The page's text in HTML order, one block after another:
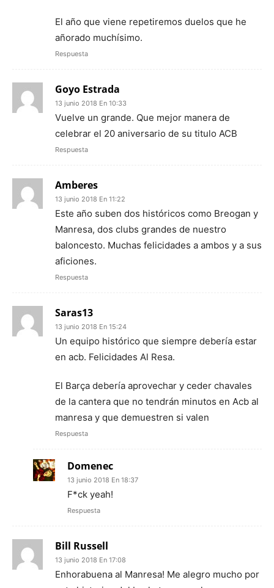
El año que viene repetiremos duelos que he
añorado muchísimo.
Respuesta
Goyo Estrada
13 junio 2018 En 10:33
Vuelve un grande. Que mejor manera de
celebrar el 20 aniversario de su titulo ACB
Respuesta
Amberes
13 junio 2018 En 11:22
Este año suben dos históricos como Breogan y
Manresa, dos clubs grandes de nuestro
baloncesto. Muchas felicidades a ambos y a sus
aficiones.
Respuesta
Saras13
13 junio 2018 En 15:24
Un equipo histórico que siempre debería estar
en acb. Felicidades Al Resa.
El Barça debería aprovechar y ceder chavales
de la cantera que no tendrán minutos en Acb al
manresa y que demuestren si valen
Respuesta
Domenec
13 junio 2018 En 18:37
F*ck yeah!
Respuesta
Bill Russell
13 junio 2018 En 17:08
Enhorabuena al Manresa! Me alegro mucho por